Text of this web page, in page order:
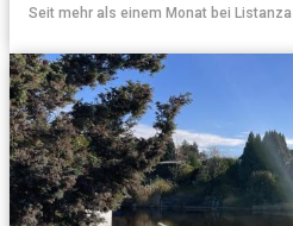
Seit mehr als einem Monat bei Listanza